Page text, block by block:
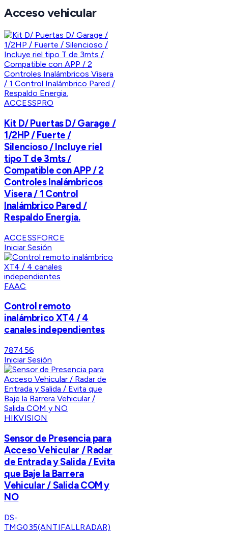
Acceso vehicular
ACCESSPRO
Kit D/ Puertas D/ Garage /
1/2HP / Fuerte /
Silencioso / Incluye riel
tipo T de 3mts /
Compatible con APP / 2
Controles Inalámbricos
Visera / 1 Control
Inalámbrico Pared /
Respaldo Energia.
ACCESSFORCE
Iniciar Sesión
FAAC
Control remoto
inalámbrico XT4 / 4
canales independientes
787456
Iniciar Sesión
HIKVISION
Sensor de Presencia para
Acceso Vehicular / Radar
de Entrada y Salida / Evita
que Baje la Barrera
Vehicular / Salida COM y
NO
DS-
TMG035(ANTIFALLRADAR)